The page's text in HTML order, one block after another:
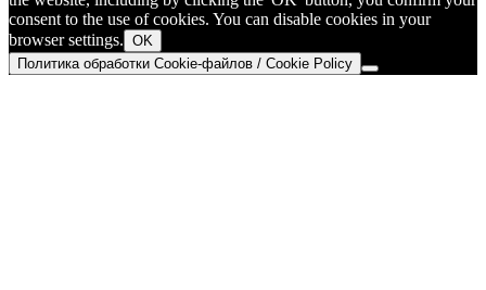
consent to the use of cookies. You can disable cookies in your
browser settings. OK
Политика обработки Cookie-файлов / Cookie Policy